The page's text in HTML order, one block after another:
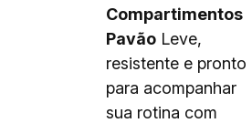
Compartimentos
Pavão Leve,
resistente e pronto
para acompanhar
sua rotina com